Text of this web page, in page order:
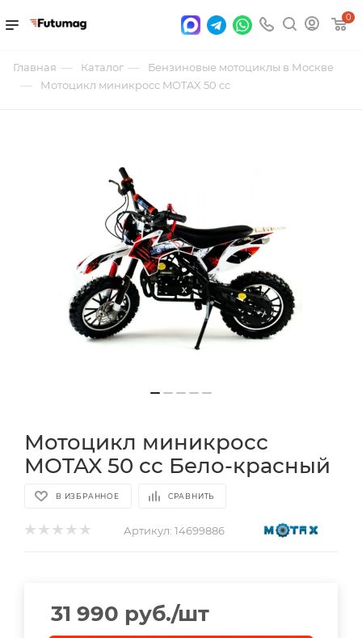
0
Главная — Каталог — Бензиновые мотоциклы в Москве
— Мотоцикл миникросс MOTAX 50 cc
Мотоцикл миникросс
MOTAX 50 cc Бело-красный
В ИЗБРАННОЕ СРАВНИТЬ
Артикул: 14699886
31 990 руб./шт